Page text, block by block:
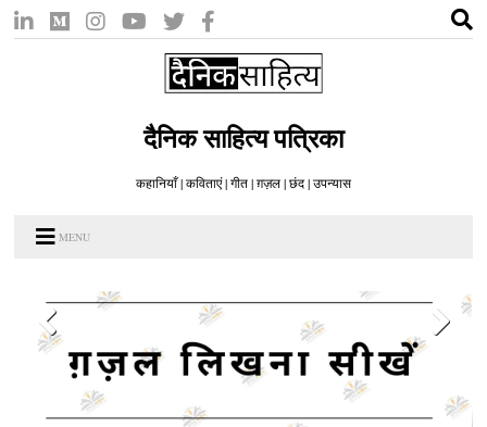
दैनिक साहित्य पत्रिका
कहानियाँ | कविताएं | गीत | ग़ज़ल | छंद | उपन्यास
MENU